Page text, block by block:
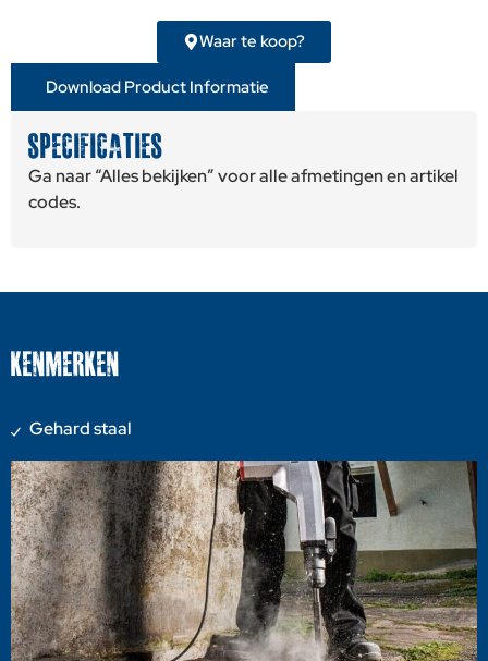
Waar te koop?
Download Product Informatie
SPECIFICATIES
Ga naar “Alles bekijken” voor alle afmetingen en artikel
codes.
KENMERKEN
Gehard staal